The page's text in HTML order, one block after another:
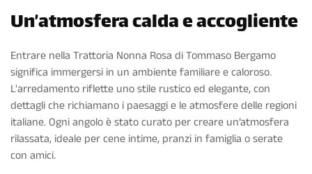
Un’atmosfera calda e accogliente
Entrare nella Trattoria Nonna Rosa di Tommaso Bergamo
significa immergersi in un ambiente familiare e caloroso.
L'arredamento riflette uno stile rustico ed elegante, con
dettagli che richiamano i paesaggi e le atmosfere delle regioni
italiane. Ogni angolo è stato curato per creare un’atmosfera
rilassata, ideale per cene intime, pranzi in famiglia o serate
con amici.